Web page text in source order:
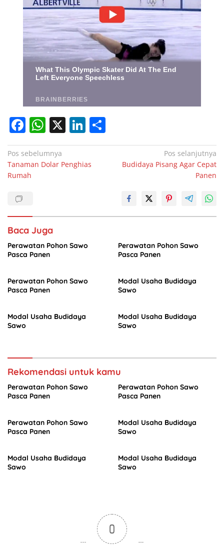
F
a
c
e
o
k
W
h
at
s
p
X Li
n
e
h
Navigasi
pos
Pos sebelumnya
Tanaman Dolar Penghias
Rumah
Pos selanjutnya
Budidaya Pisang Agar Cepat
Panen
Baca Juga
Perawatan Pohon Sawo
Pasca Panen
Perawatan Pohon Sawo
Pasca Panen
Perawatan Pohon Sawo
Pasca Panen
Modal Usaha Budidaya
Sawo
Modal Usaha Budidaya
Sawo
Modal Usaha Budidaya
Sawo
Rekomendasi untuk kamu
Perawatan Pohon Sawo
Pasca Panen
Perawatan Pohon Sawo
Pasca Panen
Perawatan Pohon Sawo
Pasca Panen
Modal Usaha Budidaya
Sawo
Modal Usaha Budidaya
Sawo
Modal Usaha Budidaya
Sawo
0